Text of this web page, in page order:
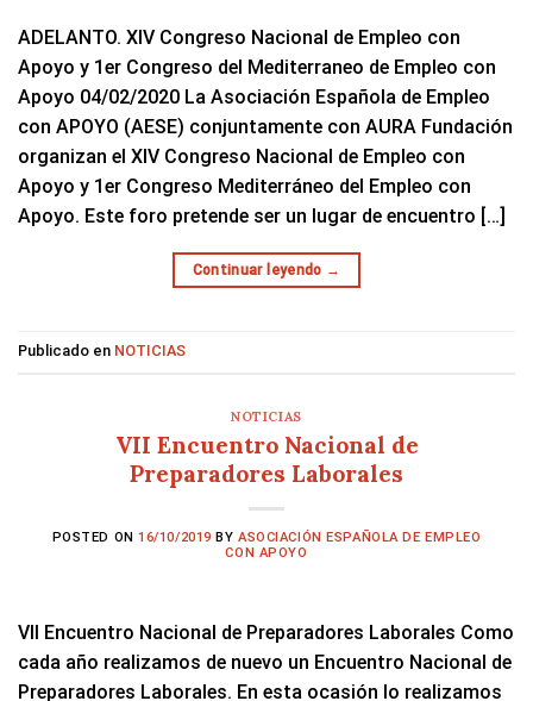
ADELANTO. XIV Congreso Nacional de Empleo con
Apoyo y 1er Congreso del Mediterraneo de Empleo con
Apoyo 04/02/2020 La Asociación Española de Empleo
con APOYO (AESE) conjuntamente con AURA Fundación
organizan el XIV Congreso Nacional de Empleo con
Apoyo y 1er Congreso Mediterráneo del Empleo con
Apoyo. Este foro pretende ser un lugar de encuentro […]
Continuar leyendo →
Publicado en NOTICIAS
NOTICIAS
VII Encuentro Nacional de
Preparadores Laborales
POSTED ON16/10/2019 BYASOCIACIÓN ESPAÑOLA DE EMPLEO
CON APOYO
VII Encuentro Nacional de Preparadores Laborales Como
cada año realizamos de nuevo un Encuentro Nacional de
Preparadores Laborales. En esta ocasión lo realizamos